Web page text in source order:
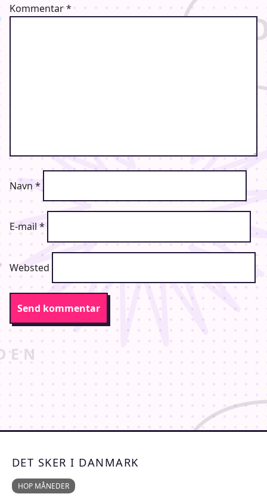
Kommentar*
Navn *
E-mail *
Websted
DET SKER I DANMARK
HOP MÅNEDER